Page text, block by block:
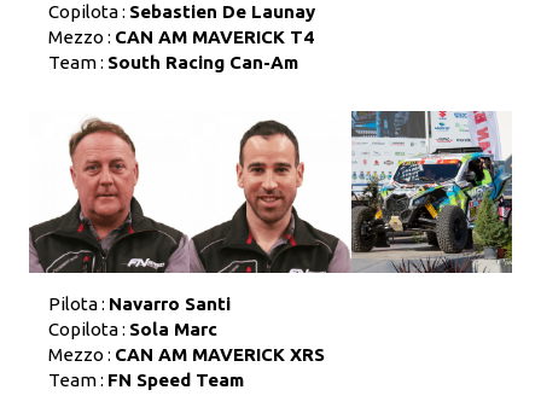
Copilota : Sebastien De Launay
Mezzo : CAN AM MAVERICK T4
Team : South Racing Can-Am
Pilota : Navarro Santi
Copilota : Sola Marc
Mezzo : CAN AM MAVERICK XRS
Team : FN Speed Team